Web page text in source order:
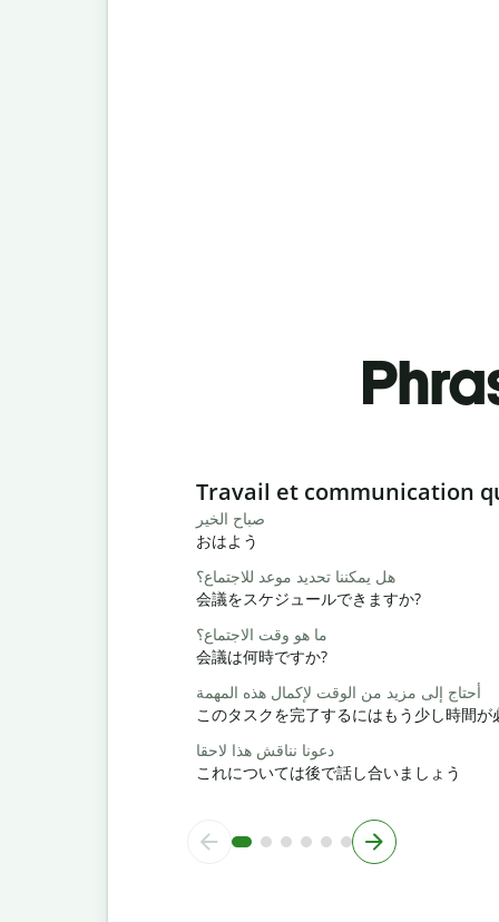
Slide 1 of 6
Travail et communication
صباح الخير
おはよう
هل يمكننا تحديد موعد للاجتماع؟
会議をスケジュールできますか?
ما هو وقت الاجتماع؟
会議は何時ですか?
أحتاج إلى مزيد من الوقت لإكمال هذه المهمة
このタスクを完了するにはもう少し時間が
دعونا نناقش هذا لاحقا
これについては後で話し合いましょう